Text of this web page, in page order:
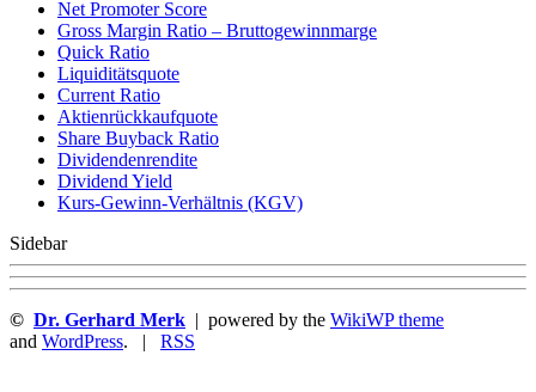
Net Promoter Score
Gro ss Margin Ratio – Bruttogewinnmarge
Quic k Ratio
Liquiditätsquote
Current Ratio
Aktienrückkaufquote
Sha re Buyback Ratio
Dividendenrendite
Dividend Yield
Kurs-Gewinn-Verhältnis (KGV)
Sidebar
© Dr. Gerhard Merk | powered by the WikiWP theme
and WordPress. | RSS